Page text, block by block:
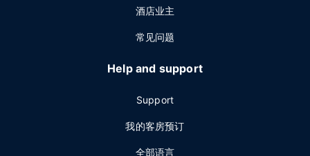
酒店业主
常见问题
Help and support
Support
我的客房预订
全部语言